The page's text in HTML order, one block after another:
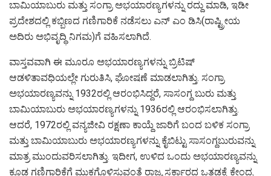
ಬಾಮಿಯಾಬುರು ಮತ್ತು ಸಂಗ್ರಾ ಅಭಯಾರಣ್ಯಗಳನ್ನು ರದ್ದು ಮಾಡಿ, ಇಡೀ
ಪ್ರದೇಶದಲ್ಲಿ ಕಬ್ಬಿಣದ ಗಣಿಗಾರಿಕೆ ನಡೆಸಲು ಎನ್ ಎಂ ಡಿಸಿ(ರಾಷ್ಟ್ರೀಯ
ಅದಿರು ಅಭಿವೃದ್ಧಿ ನಿಗಮ)ಗೆ ವಹಿಸಲಾಗಿದೆ.
ವಾಸ್ತವವಾಗಿ ಈ ಮೂರೂ ಅಭಯಾರಣ್ಯಗಳನ್ನು ಬ್ರಿಟಿಷ್
ಆಡಳಿತಾವಧಿಯಲ್ಲೇ ಗುರುತಿಸಿ, ಘೋಷಣೆ ಮಾಡಲಾಗಿತ್ತು. ಸಂಗ್ರಾ
ಅಭಯಾರಣ್ಯವನ್ನು 1932ರಲ್ಲಿ ಆರಂಭಿಸಿದ್ದರೆ, ಸಾಸಂಗ್ದ ಬುರು ಮತ್ತು
ಬಾಮಿಯಾಬುರು ಅಭಯಾರಣ್ಯಗಳನ್ನು 1936ರಲ್ಲಿ ಆರಂಭಿಸಲಾಗಿತ್ತು.
ಆದರೆ, 1972ರಲ್ಲಿ ವನ್ಯಜೀವಿ ರಕ್ಷಣಾ ಕಾಯ್ದೆ ಜಾರಿಗೆ ಬಂದ ಬಳಿಕ ಸಂಗ್ರಾ
ಮತ್ತು ಬಾಮಿಯಾಬುರು ಅಭಯಾರಣ್ಯಗಳನ್ನು ಕೈಬಿಟ್ಟು ಸಾಸಂಗ್ದಬುರುವನ್ನು
ಮಾತ್ರ ಮುಂದುವರಿಸಲಾಗಿತ್ತು. ಇದೀಗ, ಉಳಿದ ಒಂದು ಅಭಯಾರಣ್ಯವನ್ನು
ಕೂಡ ಗಣಿಗಾರಿಕೆಗೆ ಮುಕ್ತಗೊಳಿಸುವಂತೆ ರಾಜ್ಯ ಸರ್ಕಾರದ ಒತ್ತಡಕ್ಕೆ ಕೇಂದ್ರ